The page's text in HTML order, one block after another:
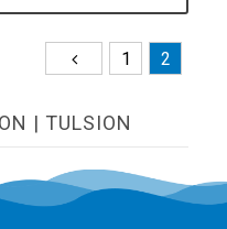
1 2
| TULSION